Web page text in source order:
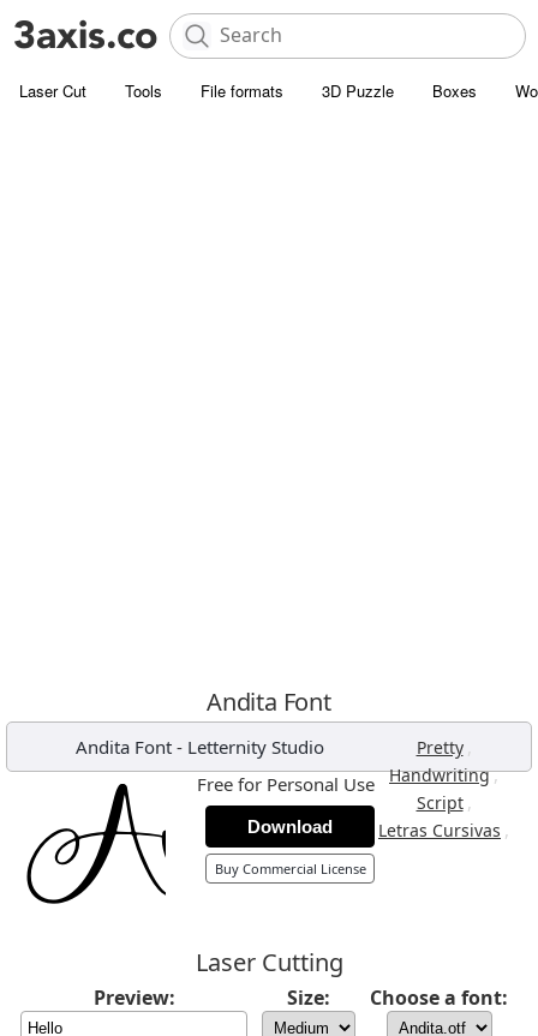
Laser Cut Tools File formats 3D Puzzle Boxes
Andita Font
Andita Font - Letternity Studio Pretty ,
Handwriting,
Script ,
Letras Cursivas ,
Free for Personal Use
Download
Buy Commercial License
Laser Cutting
Preview: Size: Choose a font: